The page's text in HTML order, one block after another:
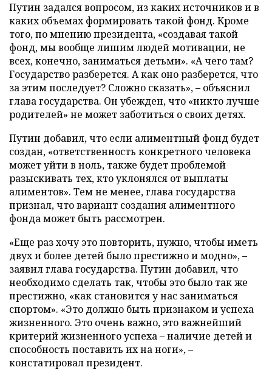
Путин задался вопросом, из каких источников и в
каких объемах формировать такой фонд. Кроме
того, по мнению президента, «создавая такой
фонд, мы вообще лишим людей мотивации, не
всех, конечно, заниматься детьми». «А чего там?
Государство разберется. А как оно разберется, что
за этим последует? Сложно сказать»,– объяснил
глава государства. Он убежден, что «никто лучше
родителей» не может заботиться о своих детях.
Путин добавил, что если алиментный фонд будет
создан, «ответственность конкретного человека
может уйти в ноль, также будет проблемой
разыскивать тех, кто уклонялся от выплаты
алиментов». Тем не менее, глава государства
признал, что вариант создания алиментного
фонда может быть рассмотрен.
«Еще раз хочу это повторить, нужно, чтобы иметь
двух и более детей было престижно и модно»,–
заявил глава государства. Путин добавил, что
необходимо сделать так, чтобы это было так же
престижно, «как становится у нас заниматься
спортом». «Это должно быть признаком и успеха
жизненного. Это очень важно, это важнейший
критерий жизненного успеха–наличие детей и
способность поставить их на ноги»,–
констатировал президент.